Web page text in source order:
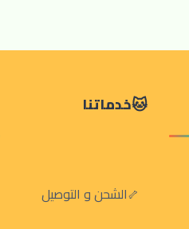
خدماتنا
الشحن و التوصيل